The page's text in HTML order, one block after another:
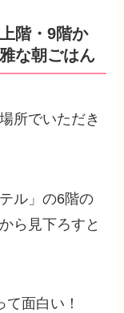
階・9階か
な朝ごはん
所でいただき
ル」の6階の
ら見下ろすと
面白い！